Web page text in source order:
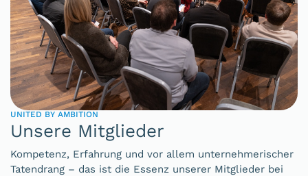
UNITED BY AMBITION
Unsere Mitglieder
Kompetenz, Erfahrung und vor allem unternehmerischer
Tatendrang – das ist die Essenz unserer Mitglieder bei